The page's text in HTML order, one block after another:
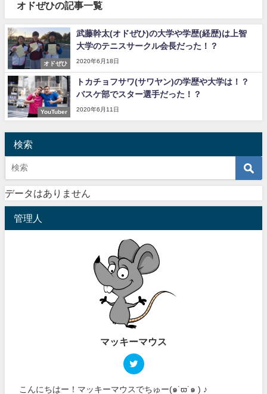
オドぜひの記事一覧
オドぜひ
武藤幹太(オドぜひ)の大学や学歴(経歴)は上智
大学のテニスサークル会長だった！？
2020年6月18日
YouTuber
トカチョフサワ(サワヤン)の学歴や大学は！？
バスケ部でスター選手だった！？
2020年6月11日
検索
データはありません
管理人
マッキーマウス
こんにちはー！マッキーマウスでちゅー(๑˙ϖ˙๑ ) ♪